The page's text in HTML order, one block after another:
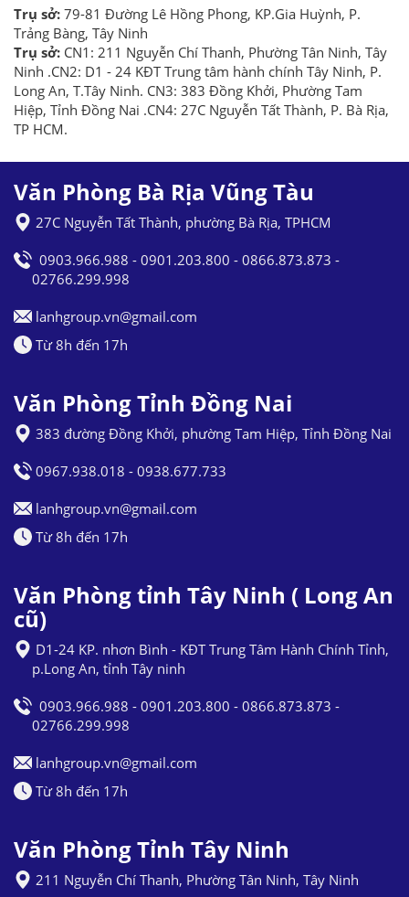
Trụ sở: 79-81 Đường Lê Hồng Phong, KP.Gia Huỳnh, P.
Trảng Bàng, Tây Ninh
Trụ sở: CN1: 211 Nguyễn Chí Thanh, Phường Tân Ninh, Tây
Ninh .CN2: D1 - 24 KĐT Trung tâm hành chính Tây Ninh, P.
Long An, T.Tây Ninh. CN3: 383 Đồng Khởi, Phường Tam
Hiệp, Tỉnh Đồng Nai .CN4: 27C Nguyễn Tất Thành, P. Bà Rịa,
TP HCM.
Văn Phòng Bà Rịa Vũng Tàu
27C Nguyễn Tất Thành, phường Bà Rịa, TPHCM
0903.966.988 - 0901.203.800 - 0866.873.873 -
02766.299.998
lanhgroup.vn@gmail.com
Từ 8h đến 17h
Văn Phòng Tỉnh Đồng Nai
383 đường Đồng Khởi, phường Tam Hiệp, Tỉnh Đồng Nai
0967.938.018 - 0938.677.733
lanhgroup.vn@gmail.com
Từ 8h đến 17h
Văn Phòng tỉnh Tây Ninh ( Long An
cũ)
D1-24 KP. nhơn Bình - KĐT Trung Tâm Hành Chính Tỉnh,
p.Long An, tỉnh Tây ninh
0903.966.988 - 0901.203.800 - 0866.873.873 -
02766.299.998
lanhgroup.vn@gmail.com
Từ 8h đến 17h
Văn Phòng Tỉnh Tây Ninh
211 Nguyễn Chí Thanh, Phường Tân Ninh, Tây Ninh